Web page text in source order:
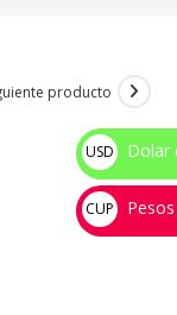
producto
USD
$
Dolar
CUP
💰
Pesos